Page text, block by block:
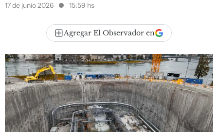
17 de junio 2026 15:59 hs
Agregar El Observador en